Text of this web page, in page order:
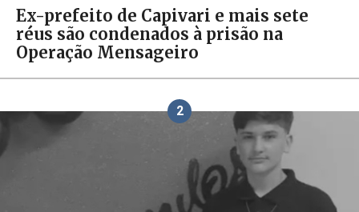
Ex-prefeito de Capivari e mais sete
réus são condenados à prisão na
Operação Mensageiro
2